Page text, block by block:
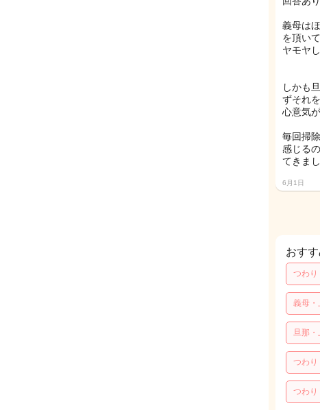
義母は
を頂い
ヤモヤ
しかも
ずそれ
心意気
毎回掃
感じる
てきま
6月1日
おす
つわり
義母・
旦那・
つわり
つわり